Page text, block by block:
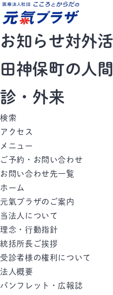
お知らせ対外
田神保町の人
診・外来
検索
アクセス
メニュー
ご予約・お問い合わせ
お問い合わせ先一覧
ホーム
元氣プラザのご案内
当法人について
理念・行動指針
統括所長ご挨拶
受診者様の権利について
法人概要
パンフレット・広報誌